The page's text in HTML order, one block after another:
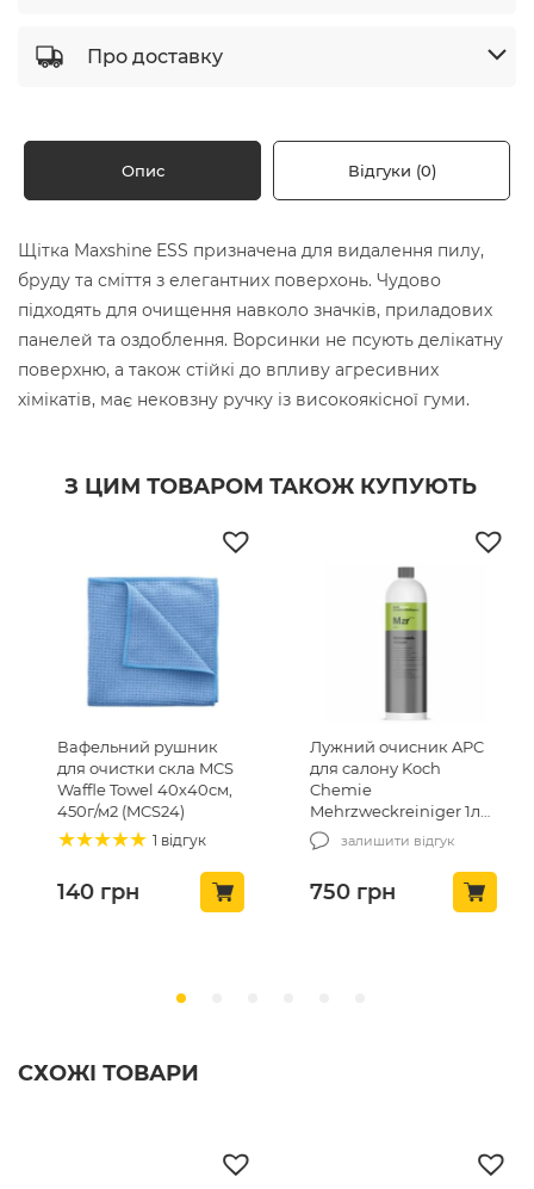
Про доставку
Опис Відгуки (0)
Щітка Maxshine ESS призначена для видалення пилу,
бруду та сміття з елегантних поверхонь. Чудово
підходять для очищення навколо значків, приладових
панелей та оздоблення. Ворсинки не псують делікатну
поверхню, а також стійкі до впливу агресивних
хімікатів, має нековзну ручку із високоякісної гуми.
З ЦИМ ТОВАРОМ ТАКОЖ КУПУЮТЬ
Вафельний рушник
для очистки скла MCS
Waffle Towel 40х40см,
450г/м2 (MCS24)
1 відгук
140грн
Лужний очисник APC
для салону Koch
Chemie
Mehrzweckreiniger 1л
(86001)залишити відгук
750грн
СХОЖІ ТОВАРИ